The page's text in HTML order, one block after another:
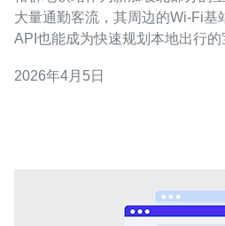
大量通勤客流，其周边的Wi‑Fi基
API也能成为快速规划本地出行
可以在出发前选择最佳路线、换
2026年4月5日